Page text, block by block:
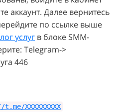
аккаунт. Далее вернитесь
по ссылке выше
услуг в блоке SMM-
Telegram->
446
XXXXXXXXX